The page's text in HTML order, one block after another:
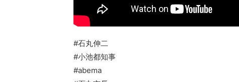
#石丸伸二
#小池都知事
#abema